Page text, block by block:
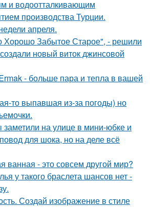
и водоотталкивающим
производства Турции.
апреля.
Хорошо Забытое Старое", - решили
новый виток джинсовой
- больше пара и тепла в вашей
то выпавшая из-за погоды) но
на улице в мини-юбке и
для шока, но на деле всё
ванная - это совсем другой мир?
у такого браслета шансов нет -
Создай изображение в стиле